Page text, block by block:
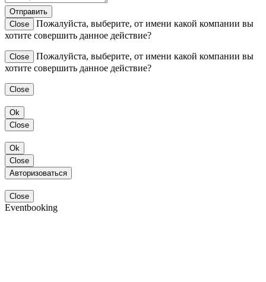
Отправить
Close
Пожалуйста, выберите, от имени какой компании вы
хотите совершить данное действие?
Close
Пожалуйста, выберите, от имени какой компании вы
хотите совершить данное действие?
Close
Ok
Close
Ok
Close
Авторизоваться
Close
Eventbooking